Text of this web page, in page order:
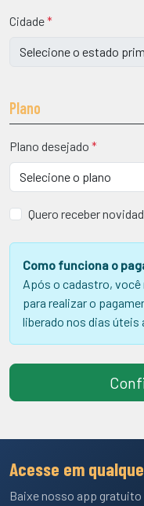
Cidade*
Plano
Plano desejado *
Quero receber
Como funciona o
Após o cadastro,
para realizar o
liberado nos dias
Acesse em
Baixe nosso app